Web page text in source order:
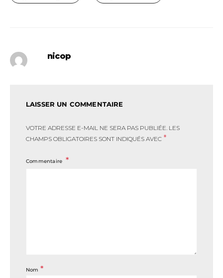
nicop
LAISSER UN COMMENTAIRE
VOTRE ADRESSE E-MAIL NE SERA PAS PUBLIÉE. LES
CHAMPS OBLIGATOIRES SONT INDIQUÉS AVEC *
Commentaire
Nom *